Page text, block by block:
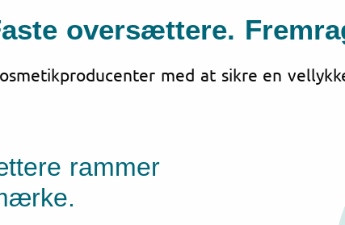
oversættere.
med at sikre en
rammer